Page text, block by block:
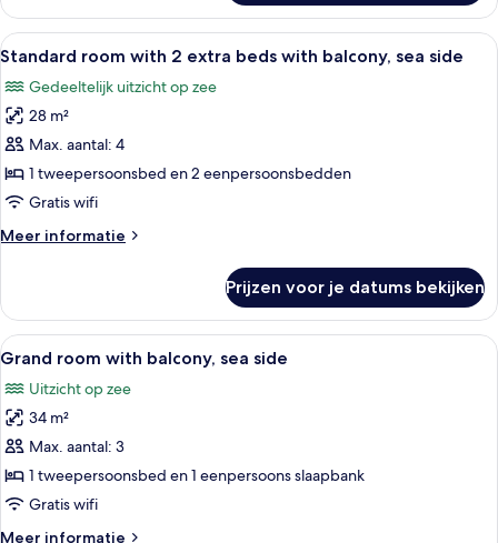
side
laden
room
with
extra
with
balcony,
side
Alle
foto's
voor
Standard
room
with
2
beds
sea
side
Een moderne hotelkamer met een
6
Standard room with 2 extra beds with balcony, sea side
Gedeeltelijk uitzicht op zee
28 m²
Max. aantal: 4
1 tweepersoonsbed en 2 eenpersoonsbedden
Gratis wifi
Meer informatie
Meer
room
with
2
beds
with
sea
side
Prijzen voor je datums bekijken
Alle
foto's
voor
Grand
room
with
balcony,
Een moderne hotelkamer met een
6
Grand room with balcony, sea side
Uitzicht op zee
34 m²
Max. aantal: 3
1 tweepersoonsbed en 1 eenpersoons slaapbank
Gratis wifi
Meer informatie
Meer